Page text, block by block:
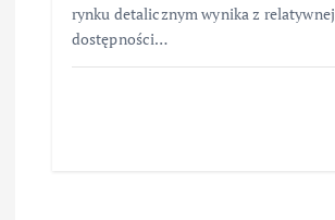
rynku detalicznym wynika z relatywnej
dostępności…